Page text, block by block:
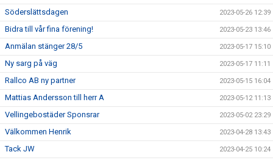
Söderslättsdagen 2023-05-26 12:39
Bidra till vår fina förening! 2023-05-23 13:46
Anmälan stänger 28/5 2023-05-17 15:10
Ny sarg på väg 2023-05-17 11:11
Rallco AB ny partner 2023-05-15 16:04
Mattias Andersson till herr A 2023-05-12 11:13
Vellingebostäder Sponsrar 2023-05-02 23:29
Välkommen Henrik 2023-04-28 13:43
Tack JW 2023-04-25 10:24